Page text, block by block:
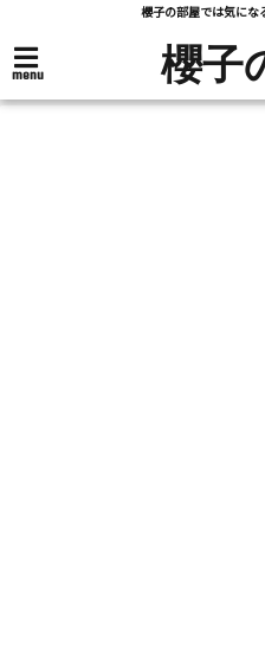
櫻子の部屋では気にな
menu 櫻子